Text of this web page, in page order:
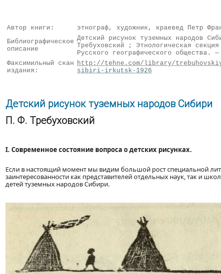
Автор книги:
этнограф, художник, краевед Петр
Библиографическое
описание
Детский рисунок туземных народов
Требуховский ; Этнологическая
Русского географического
Факсимильный скан
издания:
http://tehne.com/library/
sibiri-irkutsk-1926
Детский рисунок туземных народов Сибири
П. Ф. Требуховский
I. Современное состояние вопроса о детских рисунках.
Если в настоящий момент мы видим большой рост специальной
заинтересованности как представителей отдельных наук, так и
детей туземных народов Сибири.